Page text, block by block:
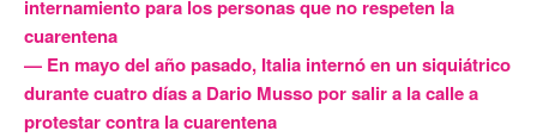
internamiento para los personas que no respeten la
cuarentena
— En mayo del año pasado, Italia internó en un siquiátrico
durante cuatro días a Dario Musso por salir a la calle a
protestar contra la cuarentena